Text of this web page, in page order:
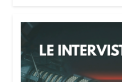
libanese del Consiglio dei
Mediterraneo della CEI: «Il
un’esperienza di
costruire relazioni
universale capace di unire